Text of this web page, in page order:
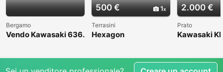
Bergamo
Vendo Kawasaki 636.
500 € 1
Terrasini
Hexagon
2.000 €
Prato
Kawasaki